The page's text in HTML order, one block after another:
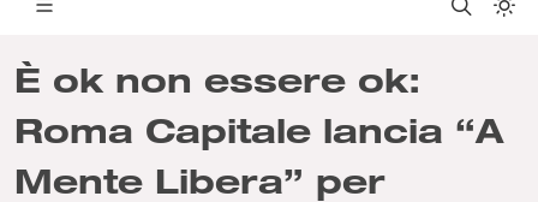
È ok non essere ok:
Roma Capitale lancia “A
Mente Libera” per